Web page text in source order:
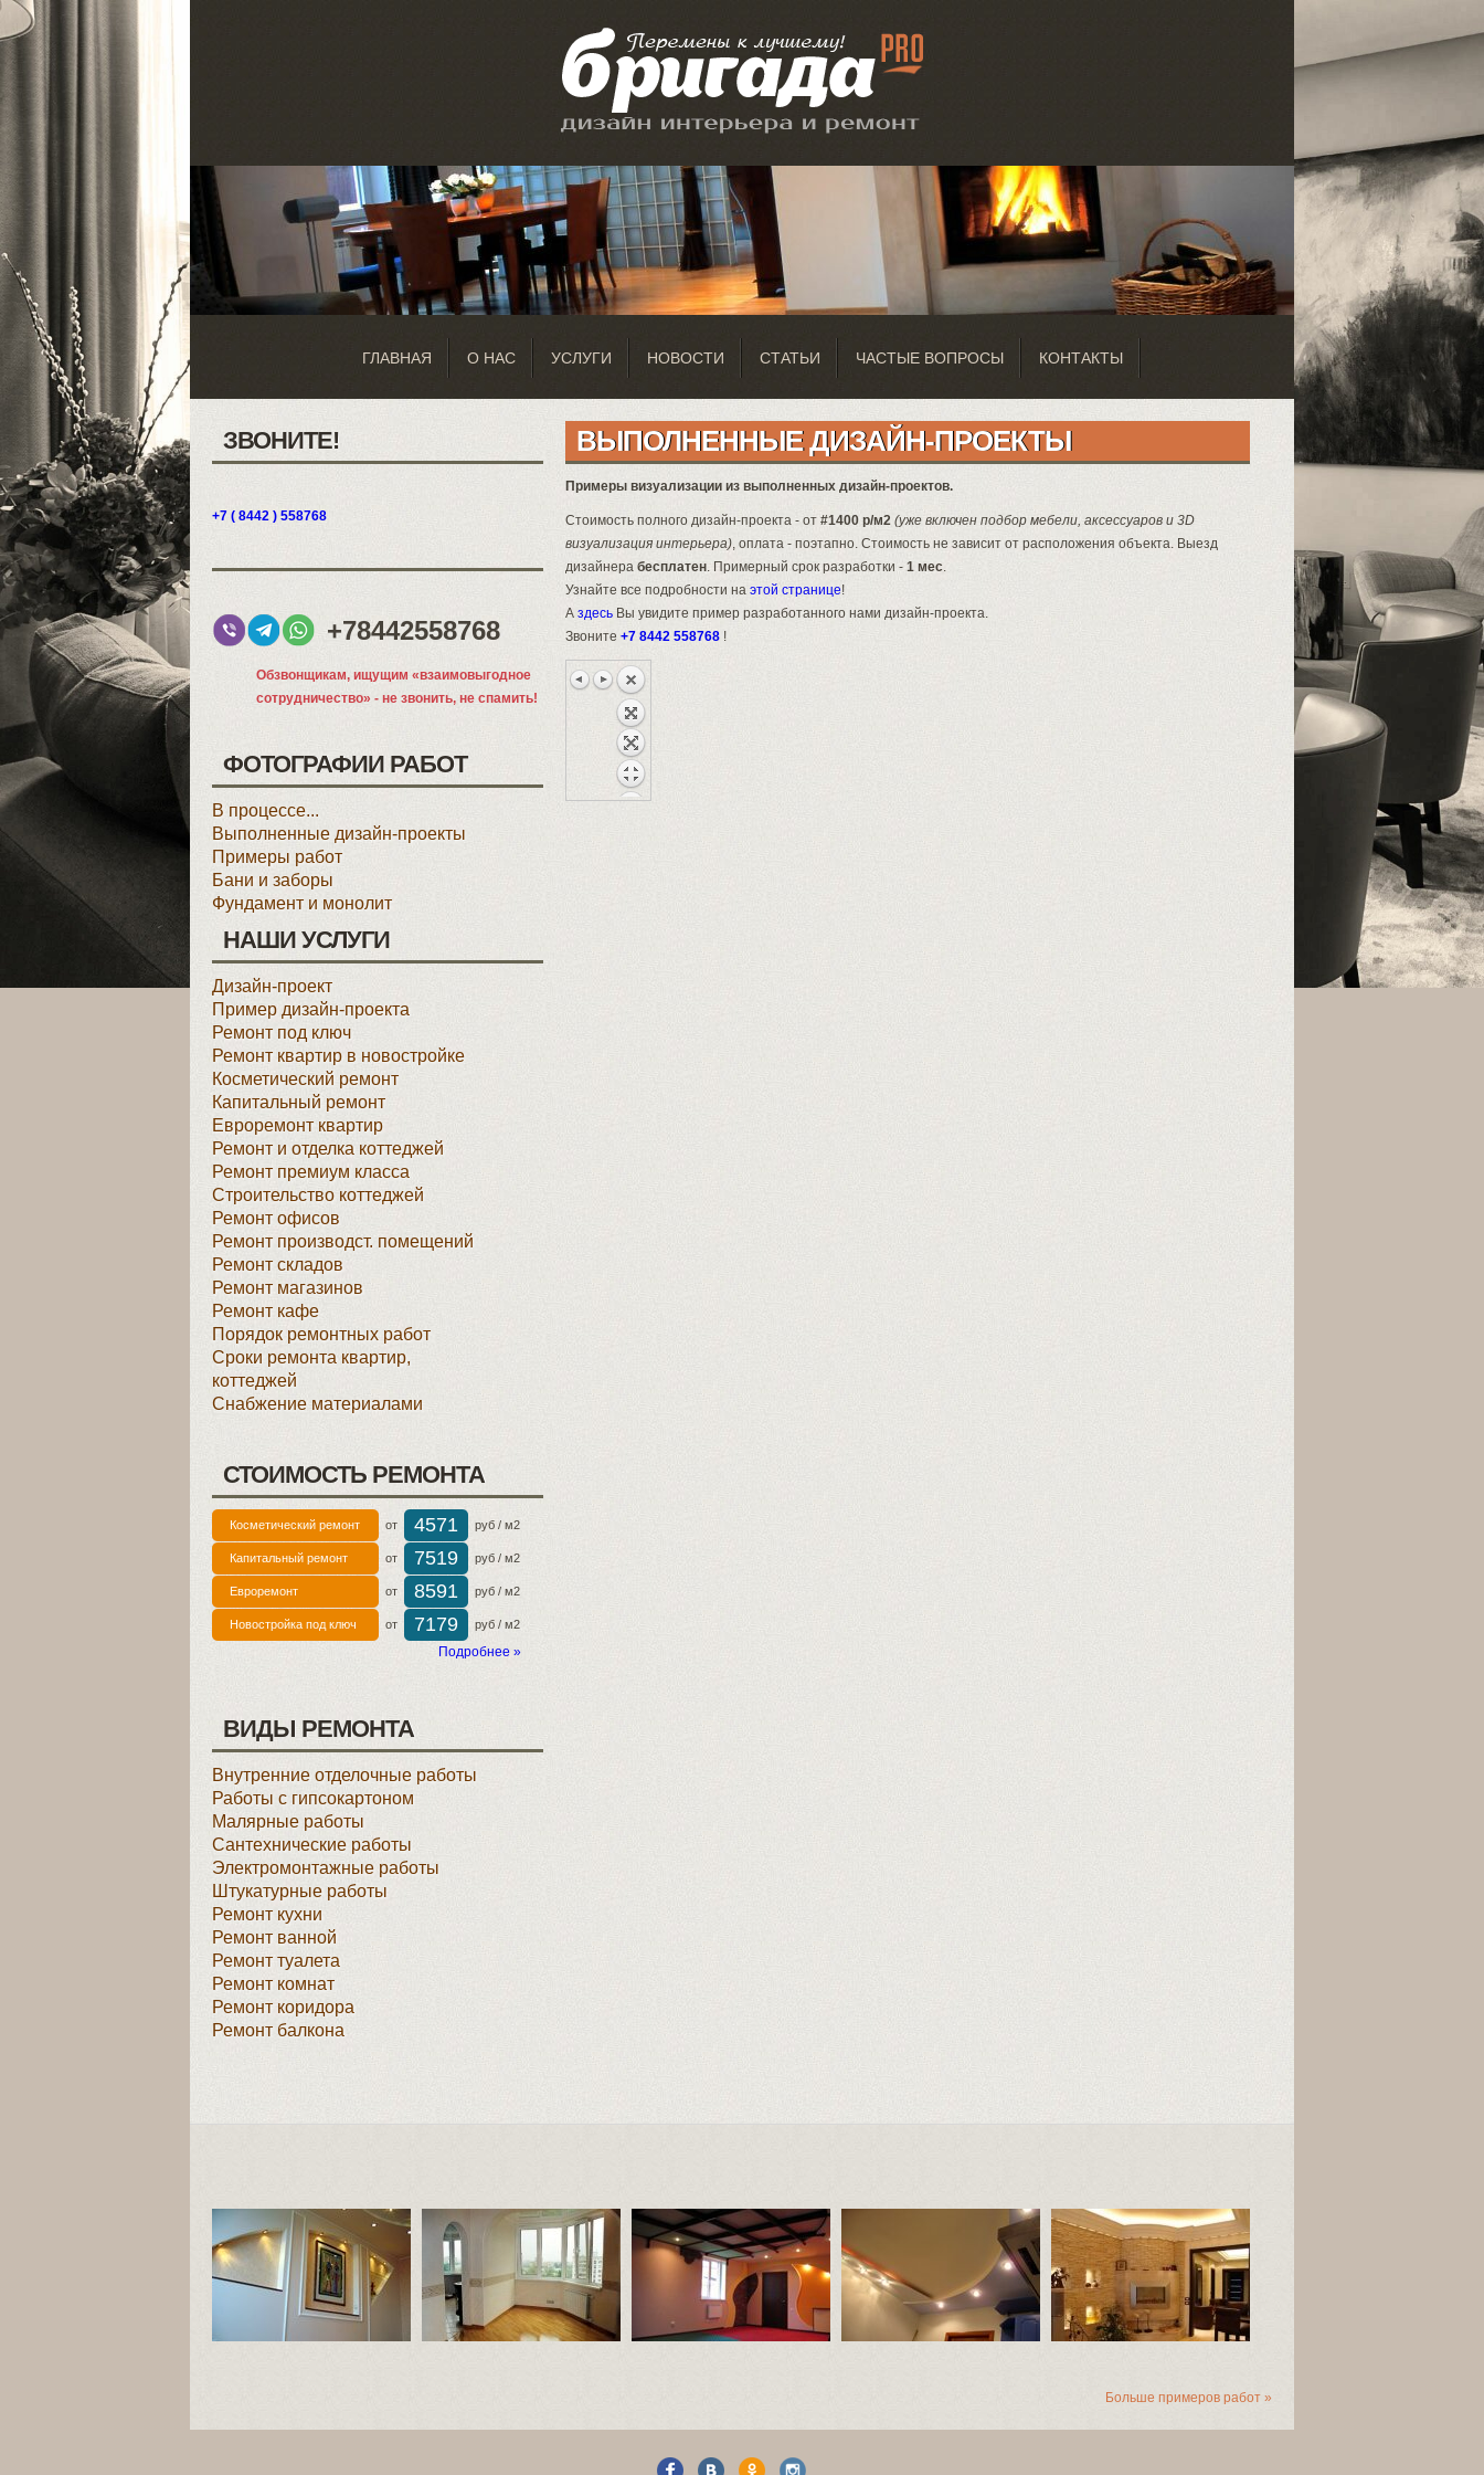
ГЛАВНАЯ О НАС УСЛУГИ НОВОСТИ СТАТЬИ ЧАСТЫЕ ВОПРОСЫ КОНТАКТЫ
ЗВОНИТЕ!
+7 ( 8442 ) 558768
+78442558768
Обзвонщикам, ищущим «взаимовыгодное
сотрудничество» - не звонить, не спамить!
ФОТОГРАФИИ РАБОТ
В процессе...
Выполненные дизайн-проекты
Примеры работ
Бани и заборы
Фундамент и монолит
НАШИ УСЛУГИ
Дизайн-проект
Пример дизайн-проекта
Ремонт под ключ
Ремонт квартир в новостройке
Косметический ремонт
Капитальный ремонт
Евроремонт квартир
Ремонт и отделка коттеджей
Ремонт премиум класса
Строительство коттеджей
Ремонт офисов
Ремонт производст. помещений
Ремонт складов
Ремонт магазинов
Ремонт кафе
Порядок ремонтных работ
Сроки ремонта квартир,
коттеджей
Снабжение материалами
СТОИМОСТЬ РЕМОНТА
Косметический ремонт от 4571 руб / м2
Капитальный ремонт от 7519 руб / м2
Евроремонт от 8591 руб / м2
Новостройка под ключ от 7179 руб / м2
Подробнее »
ВИДЫ РЕМОНТА
Внутренние отделочные работы
Работы с гипсокартоном
Малярные работы
Сантехнические работы
Электромонтажные работы
Штукатурные работы
Ремонт кухни
Ремонт ванной
Ремонт туалета
Ремонт комнат
Ремонт коридора
Ремонт балкона
ВЫПОЛНЕННЫЕ ДИЗАЙН-ПРОЕКТЫ
Примеры визуализации из выполненных дизайн-проектов.
Стоимость полного дизайн-проекта - от #1400 р/м2 (уже включен подбор мебели, аксессуаров и 3D
визуализация интерьера), оплата - поэтапно. Стоимость не зависит от расположения объекта. Выезд
дизайнера бесплатен. Примерный срок разработки - 1 мес.
Узнайте все подробности на этой странице!
А здесь Вы увидите пример разработанного нами дизайн-проекта.
Звоните +7 8442 558768 !
Больше примеров работ »